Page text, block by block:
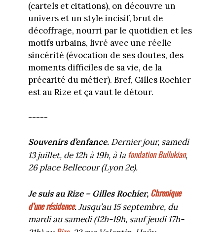
(cartels et citations), on découvre un
univers et un style incisif, brut de
décoffrage, nourri par le quotidien et les
motifs urbains, livré avec une réelle
sincérité (évocation de ses doutes, des
moments difficiles de sa vie, de la
précarité du métier). Bref, Gilles Rochier
est au Rize et ça vaut le détour.
-----
Souvenirs d’enfance.Dernier jour, samedi
13 juillet, de 12h à 19h, à la fondation Bullukian,
26 place Bellecour (Lyon 2e).
Je suis au Rize – Gilles Rochier, Chronique
d’une résidence.Jusqu’au 15 septembre, du
mardi au samedi (12h-19h, sauf jeudi 17h-